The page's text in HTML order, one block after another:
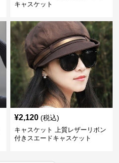
キャスケット
¥2,120 (税込)
キャスケット 上質レザーリボン
付きスエードキャスケット